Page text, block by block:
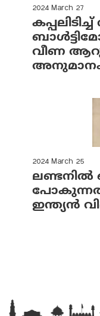
2024 March 27
വീണ
2024 March 25
ലണ്ടനില്‍
ഇന്ത്യന്‍